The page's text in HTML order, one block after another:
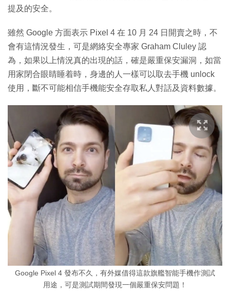
提及的安全。
雖然 Google 方面表示 Pixel 4 在 10 月 24 日開賣之時，不
會有這情況發生，可是網絡安全專家 Graham Cluley 認
為，如果以上情況真的出現的話，確是嚴重保安漏洞，如當
用家閉合眼睛睡着時，身邊的人一樣可以取去手機 unlock
使用，斷不可能相信手機能安全存取私人對話及資料數據。
Google Pixel 4 發布不久，有外媒借得這款旗艦智能手機作測試
用途，可是測試期間發現一個嚴重保安問題！